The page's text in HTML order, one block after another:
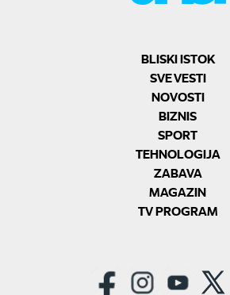
BLISKI ISTOK
SVE VESTI
NOVOSTI
BIZNIS
SPORT
TEHNOLOGIJA
ZABAVA
MAGAZIN
TV PROGRAM